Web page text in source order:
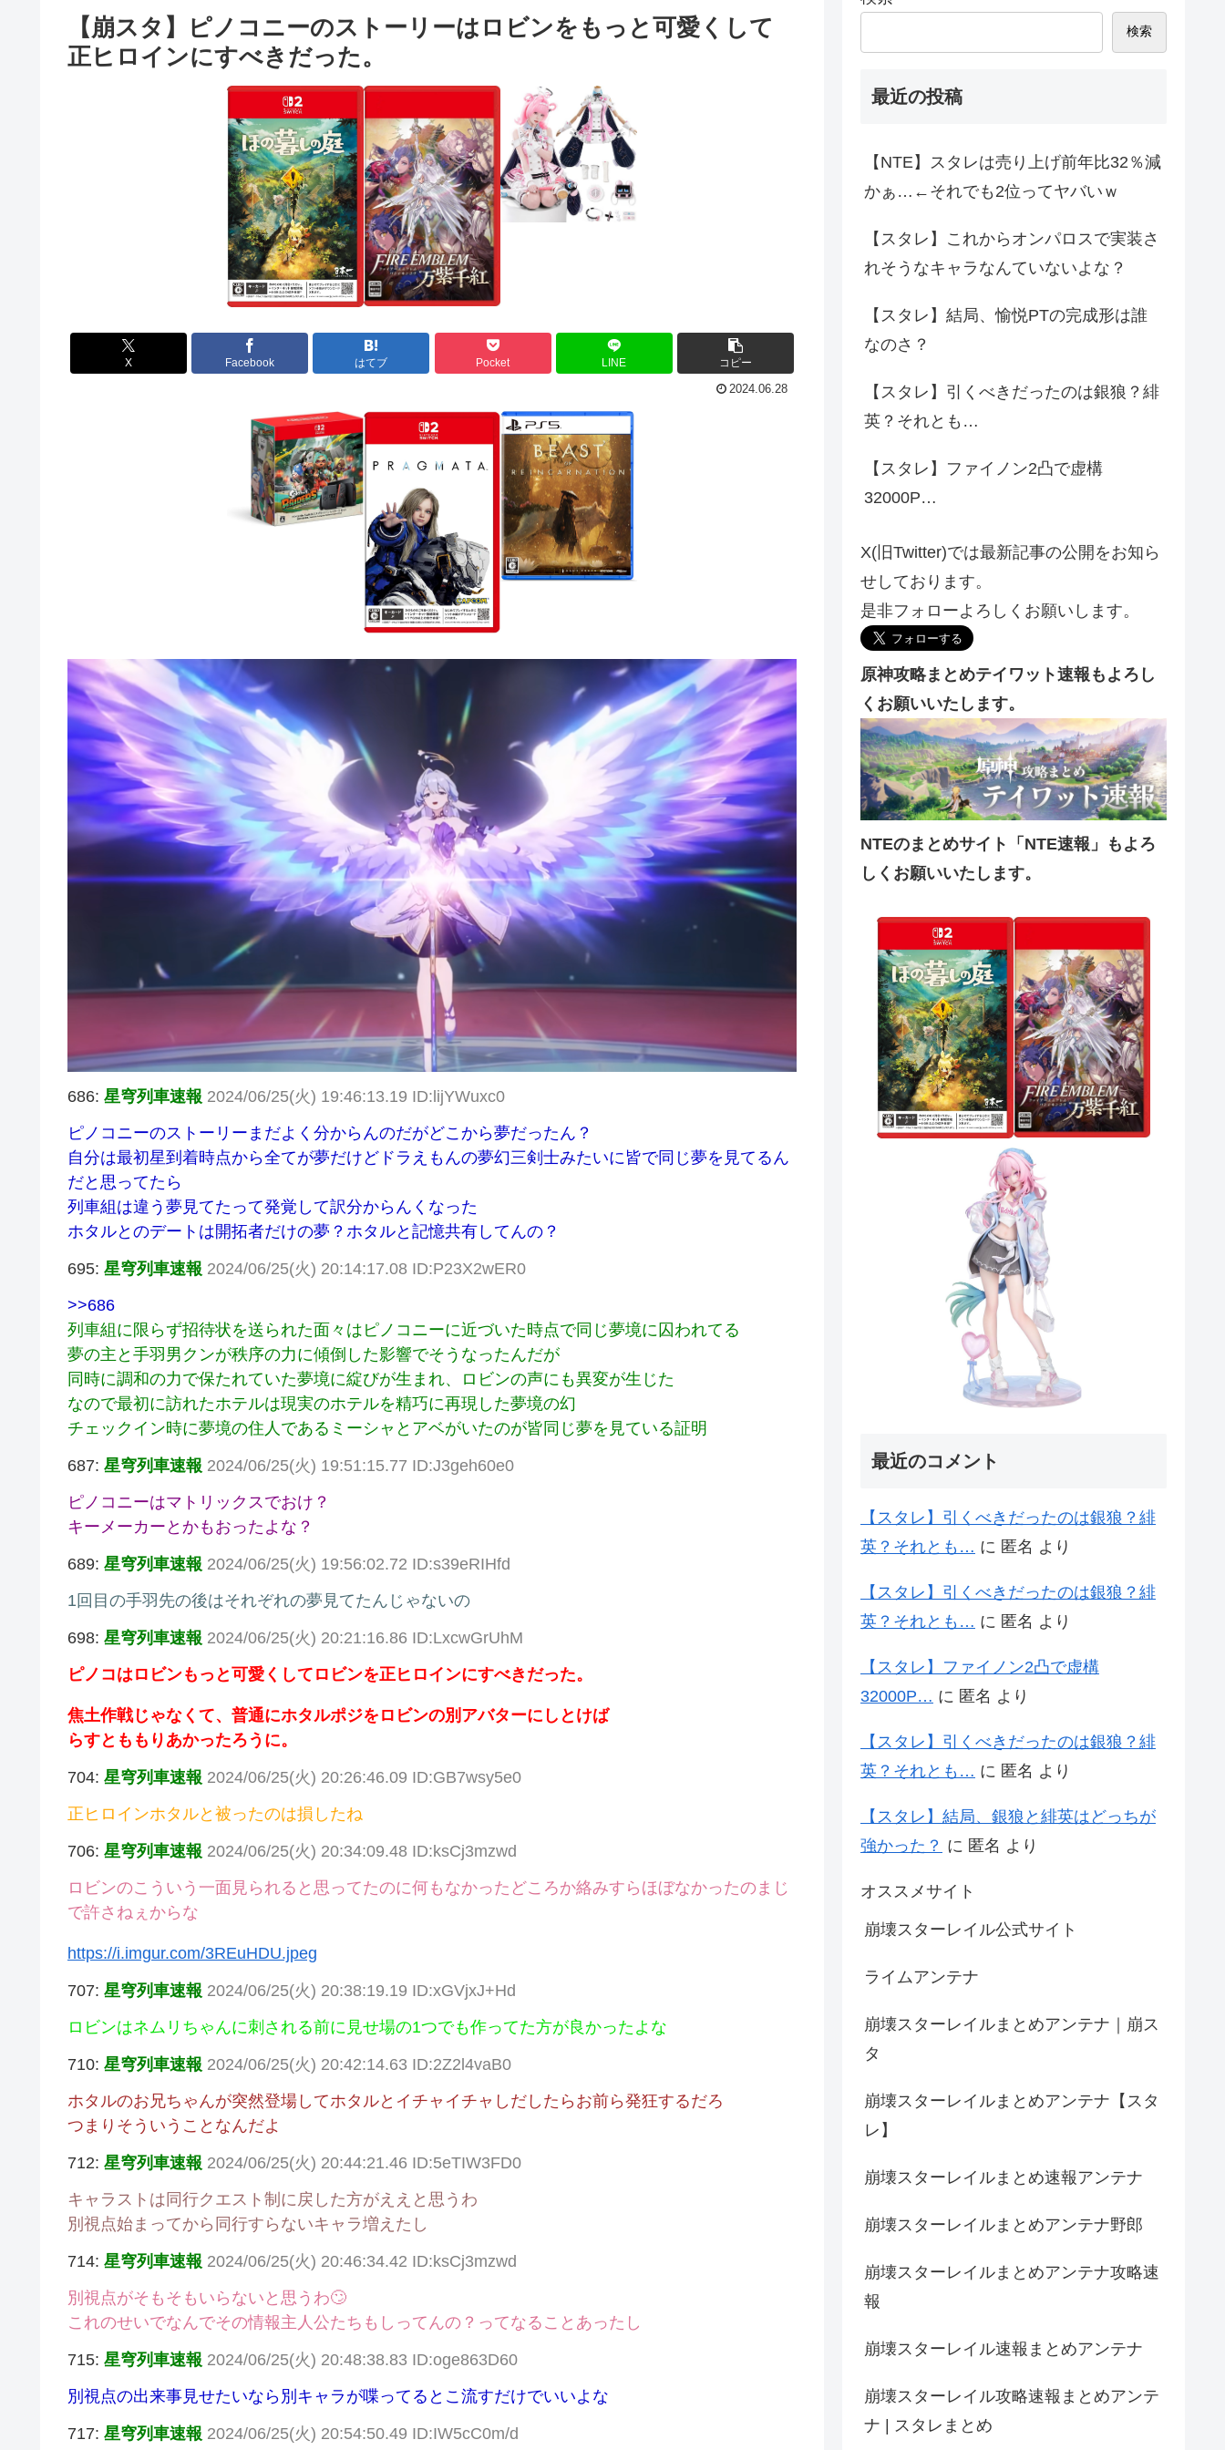
【崩スタ】ピノコニーのストーリーはロビンをもっと可愛くして
正ヒロインにすべきだった。
X Facebook はてブ Pocket LINE コピー
2024.06.28
686: 星穹列車速報 2024/06/25(火) 19:46:13.19 ID:lijYWuxc0
ピノコニーのストーリーまだよく分からんのだがどこから夢だったん？
自分は最初星到着時点から全てが夢だけどドラえもんの夢幻三剣士みたいに皆で同じ夢を見てるん
だと思ってたら
列車組は違う夢見てたって発覚して訳分からんくなった
ホタルとのデートは開拓者だけの夢？ホタルと記憶共有してんの？
695: 星穹列車速報 2024/06/25(火) 20:14:17.08 ID:P23X2wER0
>>686
列車組に限らず招待状を送られた面々はピノコニーに近づいた時点で同じ夢境に囚われてる
夢の主と手羽男クンが秩序の力に傾倒した影響でそうなったんだが
同時に調和の力で保たれていた夢境に綻びが生まれ、ロビンの声にも異変が生じた
なので最初に訪れたホテルは現実のホテルを精巧に再現した夢境の幻
チェックイン時に夢境の住人であるミーシャとアベがいたのが皆同じ夢を見ている証明
687: 星穹列車速報 2024/06/25(火) 19:51:15.77 ID:J3geh60e0
ピノコニーはマトリックスでおけ？
キーメーカーとかもおったよな？
689: 星穹列車速報 2024/06/25(火) 19:56:02.72 ID:s39eRIHfd
1回目の手羽先の後はそれぞれの夢見てたんじゃないの
698: 星穹列車速報 2024/06/25(火) 20:21:16.86 ID:LxcwGrUhM
ピノコはロビンもっと可愛くしてロビンを正ヒロインにすべきだった。
焦土作戦じゃなくて、普通にホタルポジをロビンの別アバターにしとけば
らすとももりあかったろうに。
704: 星穹列車速報 2024/06/25(火) 20:26:46.09 ID:GB7wsy5e0
正ヒロインホタルと被ったのは損したね
706: 星穹列車速報 2024/06/25(火) 20:34:09.48 ID:ksCj3mzwd
ロビンのこういう一面見られると思ってたのに何もなかったどころか絡みすらほぼなかったのまじ
で許さねぇからな
https://i.imgur.com/3REuHDU.jpeg
707: 星穹列車速報 2024/06/25(火) 20:38:19.19 ID:xGVjxJ+Hd
ロビンはネムリちゃんに刺される前に見せ場の1つでも作ってた方が良かったよな
710: 星穹列車速報 2024/06/25(火) 20:42:14.63 ID:2Z2l4vaB0
ホタルのお兄ちゃんが突然登場してホタルとイチャイチャしだしたらお前ら発狂するだろ
つまりそういうことなんだよ
712: 星穹列車速報 2024/06/25(火) 20:44:21.46 ID:5eTIW3FD0
キャラストは同行クエスト制に戻した方がええと思うわ
別視点始まってから同行すらないキャラ増えたし
714: 星穹列車速報 2024/06/25(火) 20:46:34.42 ID:ksCj3mzwd
別視点がそもそもいらないと思うわ🙄
これのせいでなんでその情報主人公たちもしってんの？ってなることあったし
715: 星穹列車速報 2024/06/25(火) 20:48:38.83 ID:oge863D60
別視点の出来事見せたいなら別キャラが喋ってるとこ流すだけでいいよな
717: 星穹列車速報 2024/06/25(火) 20:54:50.49 ID:IW5cC0m/d
検索
最近の投稿
【NTE】スタレは売り上げ前年比32％減
かぁ…←それでも2位ってヤバいｗ
【スタレ】これからオンパロスで実装さ
れそうなキャラなんていないよな？
【スタレ】結局、愉悦PTの完成形は誰
なのさ？
【スタレ】引くべきだったのは銀狼？緋
英？それとも…
【スタレ】ファイノン2凸で虚構
32000P…
X(旧Twitter)では最新記事の公開をお知ら
せしております。
是非フォローよろしくお願いします。
原神攻略まとめテイワット速報もよろし
くお願いいたします。
NTEのまとめサイト「NTE速報」もよろ
しくお願いいたします。
最近のコメント
【スタレ】引くべきだったのは銀狼？緋
英？それとも… に 匿名 より
【スタレ】引くべきだったのは銀狼？緋
英？それとも… に 匿名 より
【スタレ】ファイノン2凸で虚構
32000P… に 匿名 より
【スタレ】引くべきだったのは銀狼？緋
英？それとも… に 匿名 より
【スタレ】結局、銀狼と緋英はどっちが
強かった？ に 匿名 より
オススメサイト
崩壊スターレイル公式サイト
ライムアンテナ
崩壊スターレイルまとめアンテナ｜崩ス
タ
崩壊スターレイルまとめアンテナ【スタ
レ】
崩壊スターレイルまとめ速報アンテナ
崩壊スターレイルまとめアンテナ野郎
崩壊スターレイルまとめアンテナ攻略速
報
崩壊スターレイル速報まとめアンテナ
崩壊スターレイル攻略速報まとめアンテ
ナ | スタレまとめ